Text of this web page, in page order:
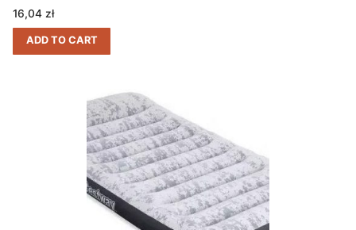
16,04 zł
ADD TO CART